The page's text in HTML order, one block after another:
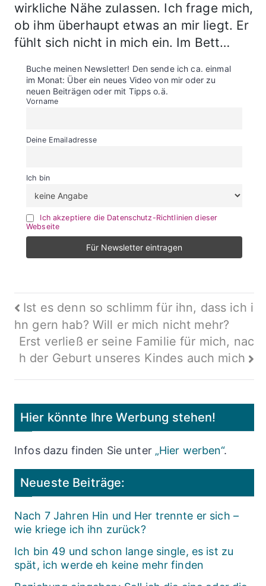
wirkliche Nähe zulassen. Ich frage mich,
ob ihm überhaupt etwas an mir liegt. Er
fühlt sich nicht in mich ein. Im Bett…
Buche meinen Newsletter! Den sende ich ca. einmal
im Monat: Über ein neues Video von mir oder zu
neuen Beiträgen oder mit Tipps o.ä.
Vorname
Deine Emailadresse
Ich bin
Ich akzeptiere die Datenschutz-Richtlinien dieser
Webseite
Beitragsnavigation
Ist es denn so schlimm für ihn, dass ich i
hn gern hab? Will er mich nicht mehr?
Erst verließ er seine Familie für mich, nac
h der Geburt unseres Kindes auch mich
Hier könnte Ihre Werbung stehen!
Infos dazu finden Sie unter „Hier werben“.
Neueste Beiträge:
Nach 7 Jahren Hin und Her trennte er sich –
wie kriege ich ihn zurück?
Ich bin 49 und schon lange single, es ist zu
spät, ich werde eh keine mehr finden